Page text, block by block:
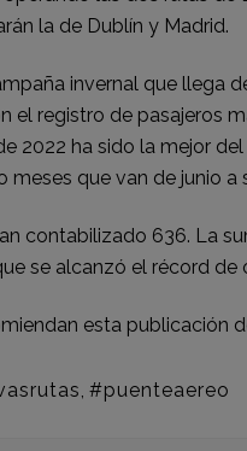
la de Dublín y Madrid.
invernal que llega
el registro de pasajeros
2022 ha sido la mejor
que van de junio
contabilizado 636. La
se alcanzó el récord
esta publicación
, #puenteaereo